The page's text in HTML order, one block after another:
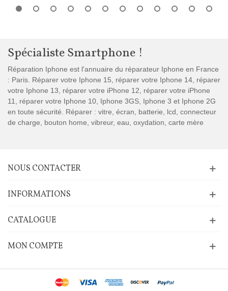
Spécialiste Smartphone !
Réparation Iphone est l'annuaire du réparateur Iphone en France
: Paris. Réparer votre Iphone 15, réparer votre Iphone 14, réparer
votre Iphone 13, réparer votre iPhone 12, réparer votre iPhone
11, réparer votre Iphone 10, Iphone 3GS, Iphone 3 et Iphone 2G
en toute sécurité. Réparer : vitre, écran, batterie, lcd, connecteur
de charge, bouton home, vibreur, eau, oxydation, carte mère
NOUS CONTACTER
INFORMATIONS
CATALOGUE
MON COMPTE